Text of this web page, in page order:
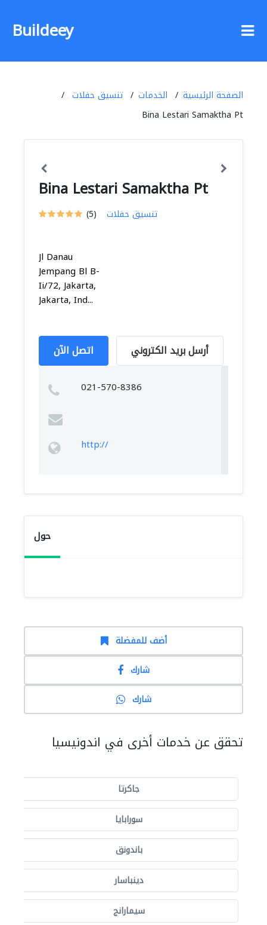
Buildeey
الصفحة الرئيسية الخدمات
تنسيق حفلات
Bina Lestari Samaktha Pt
Bina Lestari Samaktha Pt
(5) تنسيق حفلات
Jl Danau
Jempang Bl B-
Ii/72, Jakarta,
Jakarta, Ind...
اتصل الآن أرسل بريد الكتروني
021-570-8386
http://
حول
أضف للمفضلة
شارك
شارك
تحقق عن خدمات أخرى في اندونيسيا
جاكرتا
سورابايا
باندونق
دينباسار
سيمارانج